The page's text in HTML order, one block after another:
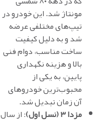
مونتاژ شد. این خودرو در
تیپ‌های مختلفی عرضه
شد و به دلیل کیفیت
ساخت مناسب، دوام فنی
بالا و هزینه نگهداری
پایین، به یکی از
محبوب‌ترین خودروهای
آن زمان تبدیل شد.
مزدا ۳ (نسل اول) : از سال